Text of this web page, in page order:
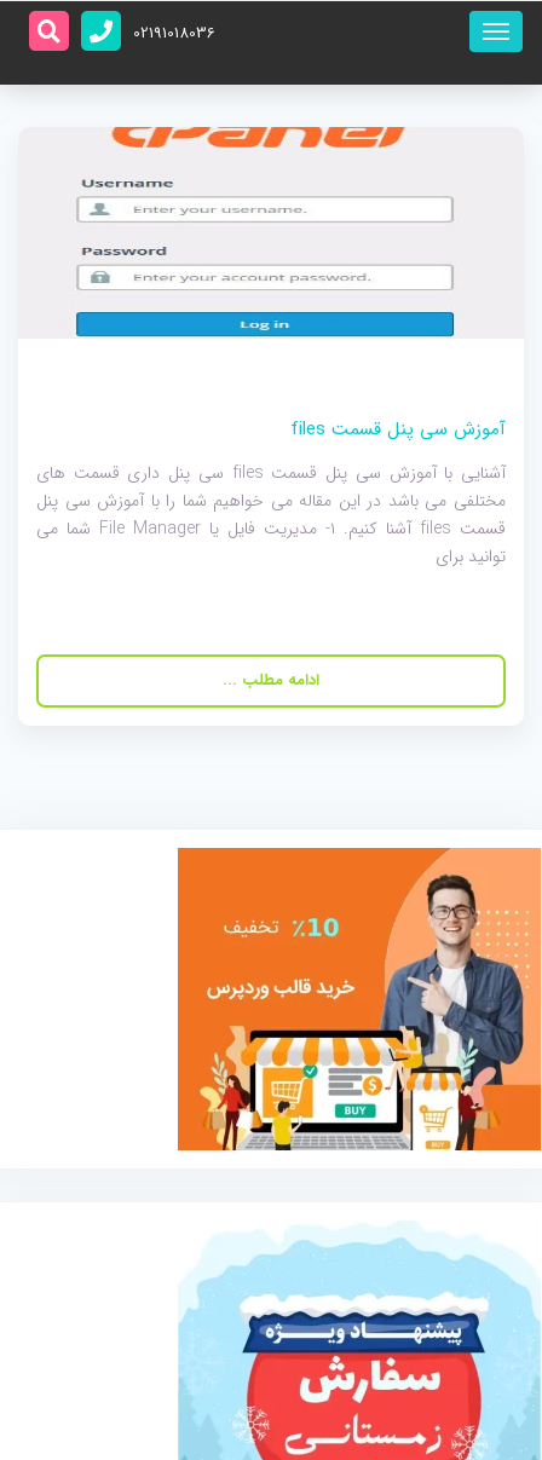
منو
اصلی
02191018036
آموزش سی پنل قسمت files
آشنایی با آموزش سی پنل قسمت files سی پنل داری قسمت های
مختلفی می باشد در این مقاله می خواهیم شما را با آموزش سی پنل
قسمت files آشنا کنیم. ۱- مدیریت فایل یا File Manager شما می
توانید برای
ادامه مطلب ...